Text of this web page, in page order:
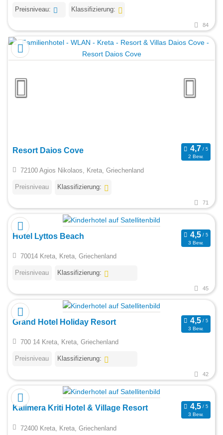
Preisniveau: Klassifizierung:
84
Resort Daios Cove
2 Bew.
72100 Agios Nikolaos, Kreta, Griechenland
Preisniveau Klassifizierung:
71
Hotel Lyttos Beach
3 Bew.
70014 Kreta, Kreta, Griechenland
Preisniveau Klassifizierung:
45
Grand Hotel Holiday Resort
3 Bew.
700 14 Kreta, Kreta, Griechenland
Preisniveau Klassifizierung:
42
Kalimera Kriti Hotel & Village Resort
3 Bew.
72400 Kreta, Kreta, Griechenland